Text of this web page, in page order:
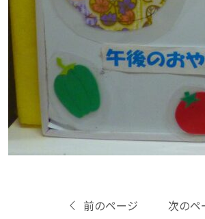
前のページ 次のペ